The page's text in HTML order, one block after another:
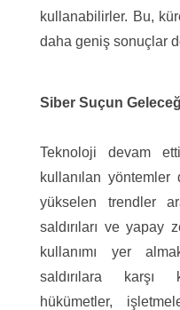
kullanabilirler. Bu,
daha geniş sonuçlar
Siber Suçun
Teknoloji devam
kullanılan
yükselen trendler
saldırıları ve yapay
kullanımı yer
saldırılara
hükümetler,